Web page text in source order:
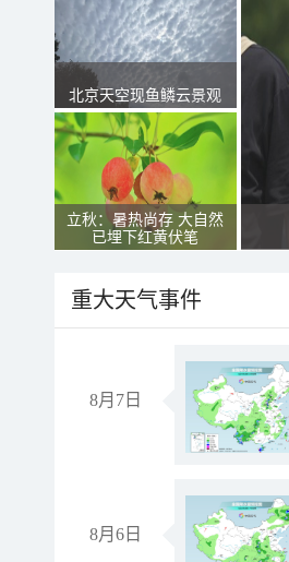
北京天空现鱼鳞云景观
立秋：暑热尚存 大自然
已埋下红黄伏笔
重大天气事件
8月7日
8月6日